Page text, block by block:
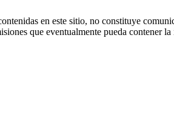
en este sitio, no constituye
que eventualmente pueda contener